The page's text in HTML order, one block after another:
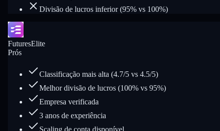
Divisão de lucros inferior (95% vs 100%)
FuturesElite
Prós
Classificação mais alta (4.7/5 vs 4.5/5)
Melhor divisão de lucros (100% vs 95%)
Empresa verificada
3 anos de experiência
Scaling de conta disponível